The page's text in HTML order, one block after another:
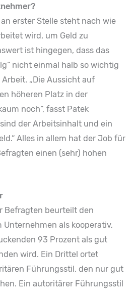
erster Stelle steht nach wie
wird, um Geld zu
ist hingegen, dass das
nicht einmal halb so wichtig
„Die Aussicht auf
höheren Platz in der
noch“, fasst Patek
der Arbeitsinhalt und ein
Alles in allem hat der Job für
einen (sehr) hohen
Befragten beurteilt den
als kooperativ,
93 Prozent als gut
wird. Ein Drittel ortet
Führungsstil, den nur gut
Ein autoritärer Führungsstil